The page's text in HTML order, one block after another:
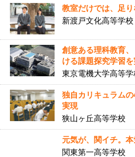
教室だけでは、足
新渡戸文化高等学校
創意ある理科教育
ける課題探究学習
東京電機大学高等学
独自カリキュラム
実現
狭山ヶ丘高等学校
元気が、関イチ。本
関東第一高等学校